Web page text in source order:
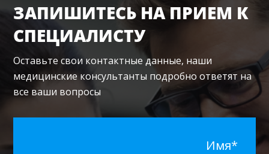
ЗАПИШИТЕСЬ НА ПРИЕМ К
СПЕЦИАЛИСТУ
Оставьте свои контактные данные, наши
медицинские консультанты подробно ответят на
все ваши вопросы
Имя*